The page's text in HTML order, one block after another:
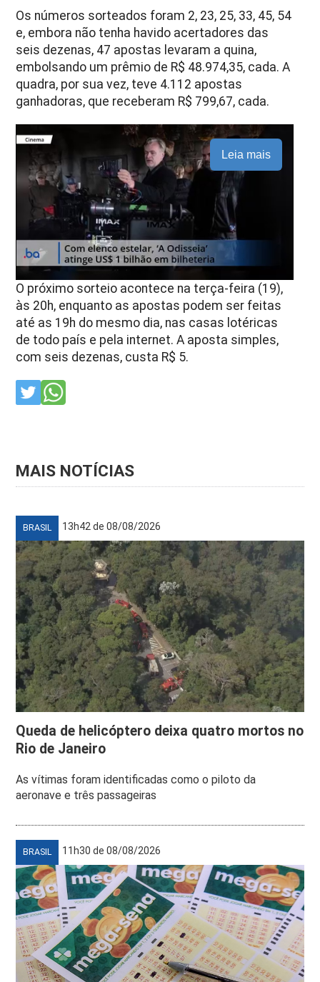
Os números sorteados foram 2, 23, 25, 33, 45, 54
e, embora não tenha havido acertadores das
seis dezenas, 47 apostas levaram a quina,
embolsando um prêmio de R$ 48.974,35, cada. A
quadra, por sua vez, teve 4.112 apostas
ganhadoras, que receberam R$ 799,67, cada.
Leia mais
O próximo sorteio acontece na terça-feira (19),
às 20h, enquanto as apostas podem ser feitas
até as 19h do mesmo dia, nas casas lotéricas
de todo país e pela internet. A aposta simples,
com seis dezenas, custa R$ 5.
MAIS NOTÍCIAS
BRASIL 13h42 de 08/08/2026
Queda de helicóptero deixa quatro mortos no
Rio de Janeiro
As vítimas foram identificadas como o piloto da
aeronave e três passageiras
BRASIL 11h30 de 08/08/2026